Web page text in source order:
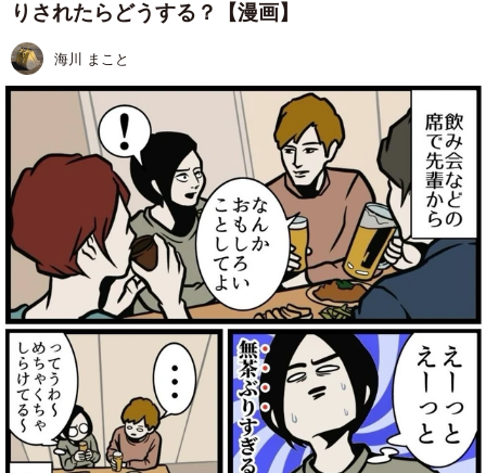
りされたらどうする？【漫画】
海川 まこと